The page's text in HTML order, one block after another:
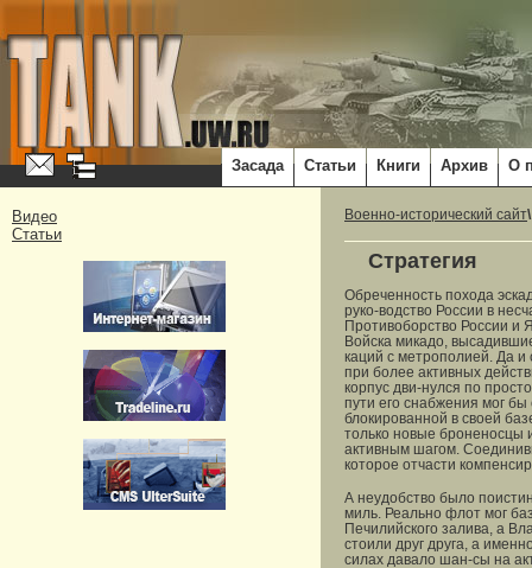
Засада Статьи Книги Архив О
Видео
Статьи
Военно-исторический сайт
Стратегия
Обреченность похода
руко-водство России в
Противоборство России и
Войска микадо,
каций с метрополией. Да и
при более активных
корпус дви-нулся по
пути его снабжения мог
блокированной в своей
только новые броненосцы
активным шагом.
которое отчасти
А неудобство было
миль. Реально флот мог
Печилийского залива, а
стоили друг друга, а
силах давало шан-сы на